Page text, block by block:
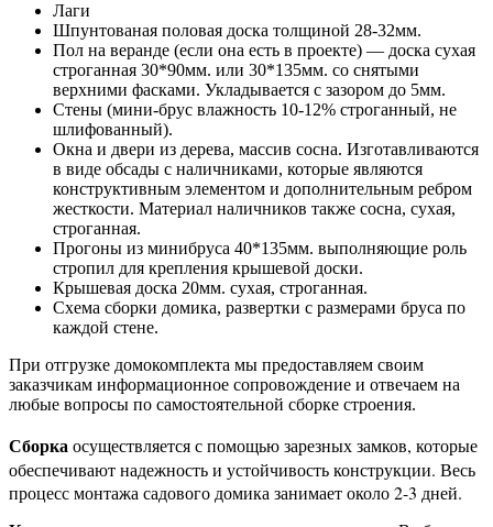
Лаги
Шпунтованая половая доска толщиной 28-32мм.
Пол на веранде (если она есть в проекте) — доска сухая
строганная 30*90мм. или 30*135мм. со снятыми
верхними фасками. Укладывается с зазором до 5мм.
Стены (мини-брус влажность 10-12% строганный, не
шлифованный).
Окна и двери из дерева, массив сосна. Изготавливаются
в виде обсады с наличниками, которые являются
конструктивным элементом и дополнительным ребром
жесткости. Материал наличников также сосна, сухая,
строганная.
Прогоны из минибруса 40*135мм. выполняющие роль
стропил для крепления крышевой доски.
Крышевая доска 20мм. сухая, строганная.
Схема сборки домика, развертки с размерами бруса по
каждой стене.
При отгрузке домокомплекта мы предоставляем своим
заказчикам информационное сопровождение и отвечаем на
любые вопросы по самостоятельной сборке строения.
Сборкаосуществляется с помощью зарезных замков, которые
обеспечивают надежность и устойчивость конструкции. Весь
процесс монтажа садового домика занимает около 2-3 дней.